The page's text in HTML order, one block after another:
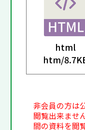
html
htm/
非会員の方は
閲覧出来ませ
間の資料を閲